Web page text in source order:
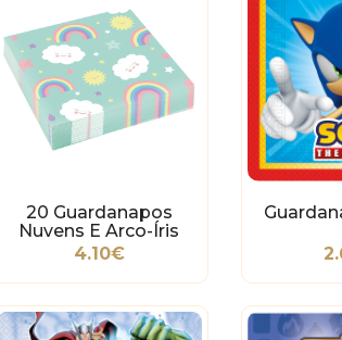
20 Guardanapos
Nuvens E Arco-Íris
4.10€